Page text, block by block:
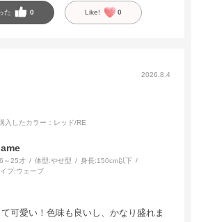
た 0 Like! 0
2026.8.4
入したカラー：レッド/RE
～25才 体型:やせ型 身長:150cm以下
プ:ウェーブ
可愛い！色味も良いし、かなり盛れま